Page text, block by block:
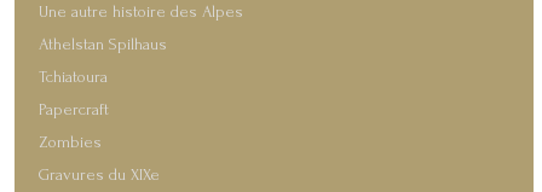
Une autre histoire des Alpes
Athelstan Spilhaus
Tchiatoura
Papercraft
Zombies
Gravures du XIXe